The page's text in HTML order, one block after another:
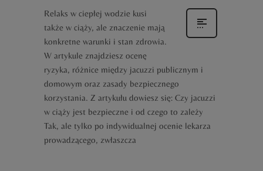
Relaks w ciepłej wodzie kusi
także w ciąży, ale znaczenie mają
konkretne warunki i stan zdrowia.
W artykule znajdziesz ocenę
ryzyka, różnice między jacuzzi publicznym i
domowym oraz zasady bezpiecznego
korzystania. Z artykułu dowiesz się: Czy jacuzzi
w ciąży jest bezpieczne i od czego to zależy
Tak, ale tylko po indywidualnej ocenie lekarza
prowadzącego, zwłaszcza